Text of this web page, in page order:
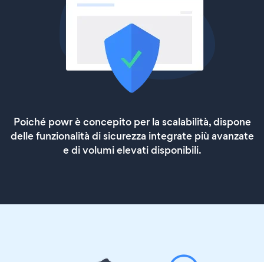
Poiché powr è concepito per la scalabilità, dispone
delle funzionalità di sicurezza integrate più avanzate
e di volumi elevati disponibili.